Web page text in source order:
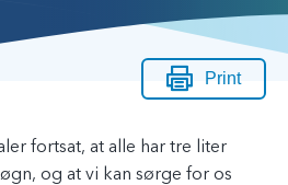
Print
fortsat, at alle har tre liter
og at vi kan sørge for os